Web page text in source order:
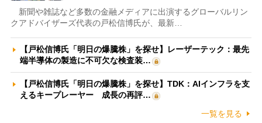
新聞や雑誌など多数の金融メディアに出演するグローバルリン
クアドバイザーズ代表の戸松信博氏が、最新…
【戸松信博氏「明日の爆騰株」を探せ】レーザーテック：最先
端半導体の製造に不可欠な検査装…
【戸松信博氏「明日の爆騰株」を探せ】TDK：AIインフラを支
えるキープレーヤー 成長の再評…
一覧を見る